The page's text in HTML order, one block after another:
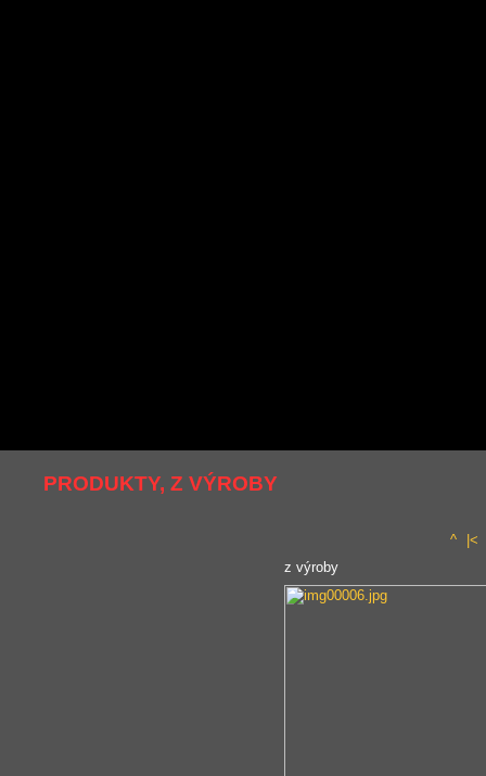
PRODUKTY, Z VÝROBY
^
|<
z výroby